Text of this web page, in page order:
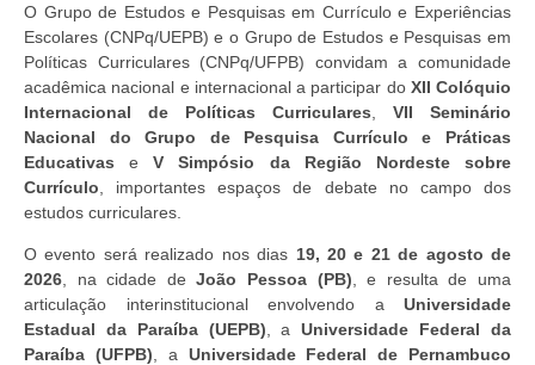
O Grupo de Estudos e Pesquisas em Currículo e Experiências
Escolares (CNPq/UEPB) e o Grupo de Estudos e Pesquisas em
Políticas Curriculares (CNPq/UFPB) convidam a comunidade
acadêmica nacional e internacional a participar do XII Colóquio
Internacional de Políticas Curriculares
VII Seminário
Nacional do Grupo de Pesquisa Currículo e Práticas
Educativas eV Simpósio da Região Nordeste sobre
Currículo , importantes espaços de debate no campo dos
estudos curriculares.
O evento será realizado nos dias 19, 20 e 21 de agosto de
2026 , na cidade deJoão Pessoa (PB) , e resulta de uma
articulação interinstitucional envolvendo a Universidade
Estadual da Paraíba (UEPB) , aUniversidade Federal da
Paraíba (UFPB) , a Universidade Federal de Pernambuco